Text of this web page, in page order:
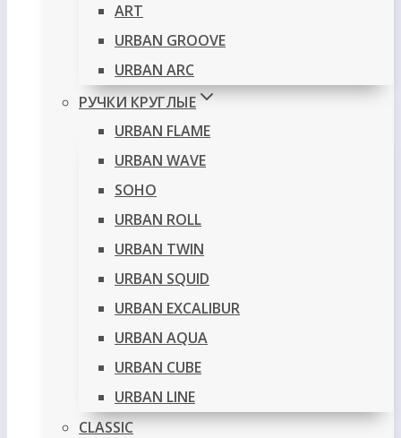
ART
URBAN GROOVE
URBAN ARC
РУЧКИ КРУГЛЫЕ
URBAN FLAME
URBAN WAVE
SOHO
URBAN ROLL
URBAN TWIN
URBAN SQUID
URBAN EXCALIBUR
URBAN AQUA
URBAN CUBE
URBAN LINE
CLASSIC